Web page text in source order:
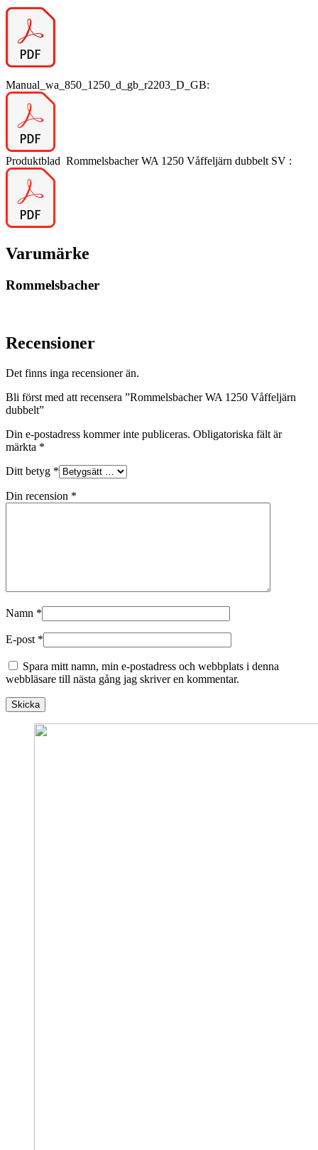
Manual_wa_850_1250_d_gb_r2203_D_GB:
Produktblad Rommelsbacher WA 1250 Våffeljärn dubbelt SV :
Varumärke
Rommelsbacher
Recensioner
Det finns inga recensioner än.
Bli först med att recensera ”Rommelsbacher WA 1250 Våffeljärn
dubbelt”
Din e-postadress kommer inte publiceras. Obligatoriska fält är
märkta *
Ditt betyg *
Din recension *
Namn *
E-post *
Spara mitt namn, min e-postadress och webbplats i denna
webbläsare till nästa gång jag skriver en kommentar.